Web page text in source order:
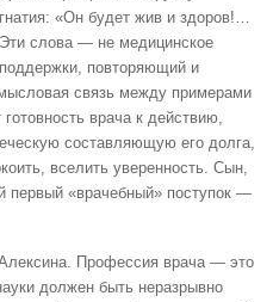
«Он будет жив и здоров!…
слова — не медицинское
повторяющий и
связь между примерами
врача к действию,
составляющую его долга,
вселить уверенность. Сын,
первый «врачебный» поступок —
Профессия врача — это
должен быть неразрывно